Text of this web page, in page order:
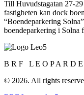
Till Huvudstagatan 27-
fastigheten kan dock
“Boendeparkering
boendeparkering i Solna
B R F L E O P A R D
© 2026. All rights